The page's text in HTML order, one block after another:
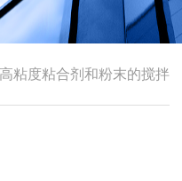
粘度粘合剂和粉末的搅拌